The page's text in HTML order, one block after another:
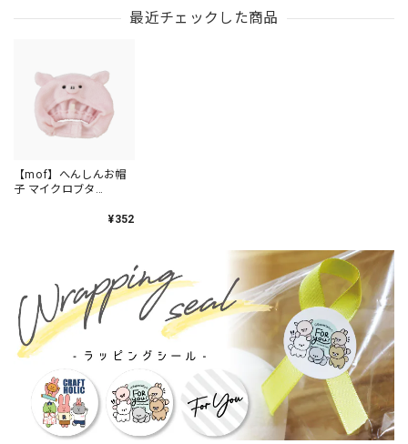
ロブタ / MFS001-4
最近チェックした商品
【mof】へんしんお帽
子 マイクロブタ
¥352